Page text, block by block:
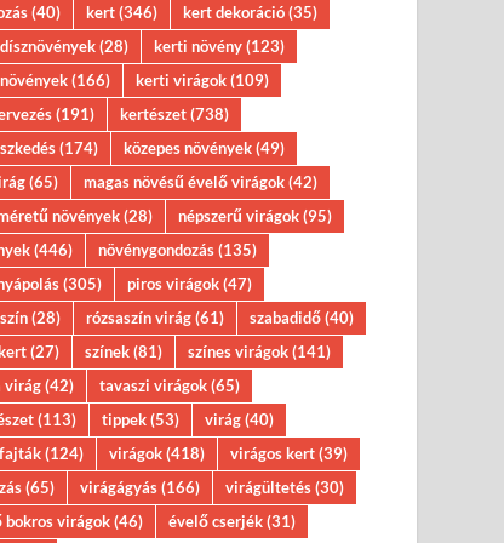
(40) kert(346) kert dekoráció(35)
(28) kerti növény(123)
(166) kerti virágok(109)
(191) kertészet(738)
(174) közepes növények(49)
(65) magas növésű évelő virágok(42)
növények(28) népszerű virágok(95)
(446) növénygondozás(135)
(305) piros virágok(47)
(28) rózsaszín virág(61) szabadidő(40)
(27) színek(81) színes virágok(141)
virág(42) tavaszi virágok(65)
(113) tippek(53) virág(40)
(124) virágok(418) virágos kert(39)
(65) virágágyás(166) virágültetés(30)
bokros virágok(46) évelő cserjék(31)